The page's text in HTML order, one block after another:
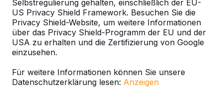
Selbstregulierung gehalten, einschließlich der EU-
US Privacy Shield Framework. Besuchen Sie die
Privacy Shield-Website, um weitere Informationen
über das Privacy Shield-Programm der EU und der
USA zu erhalten und die Zertifizierung von Google
einzusehen.
Für weitere Informationen können Sie unsere
Datenschutzerklärung lesen: Anzeigen
Zie ook
Essenheim